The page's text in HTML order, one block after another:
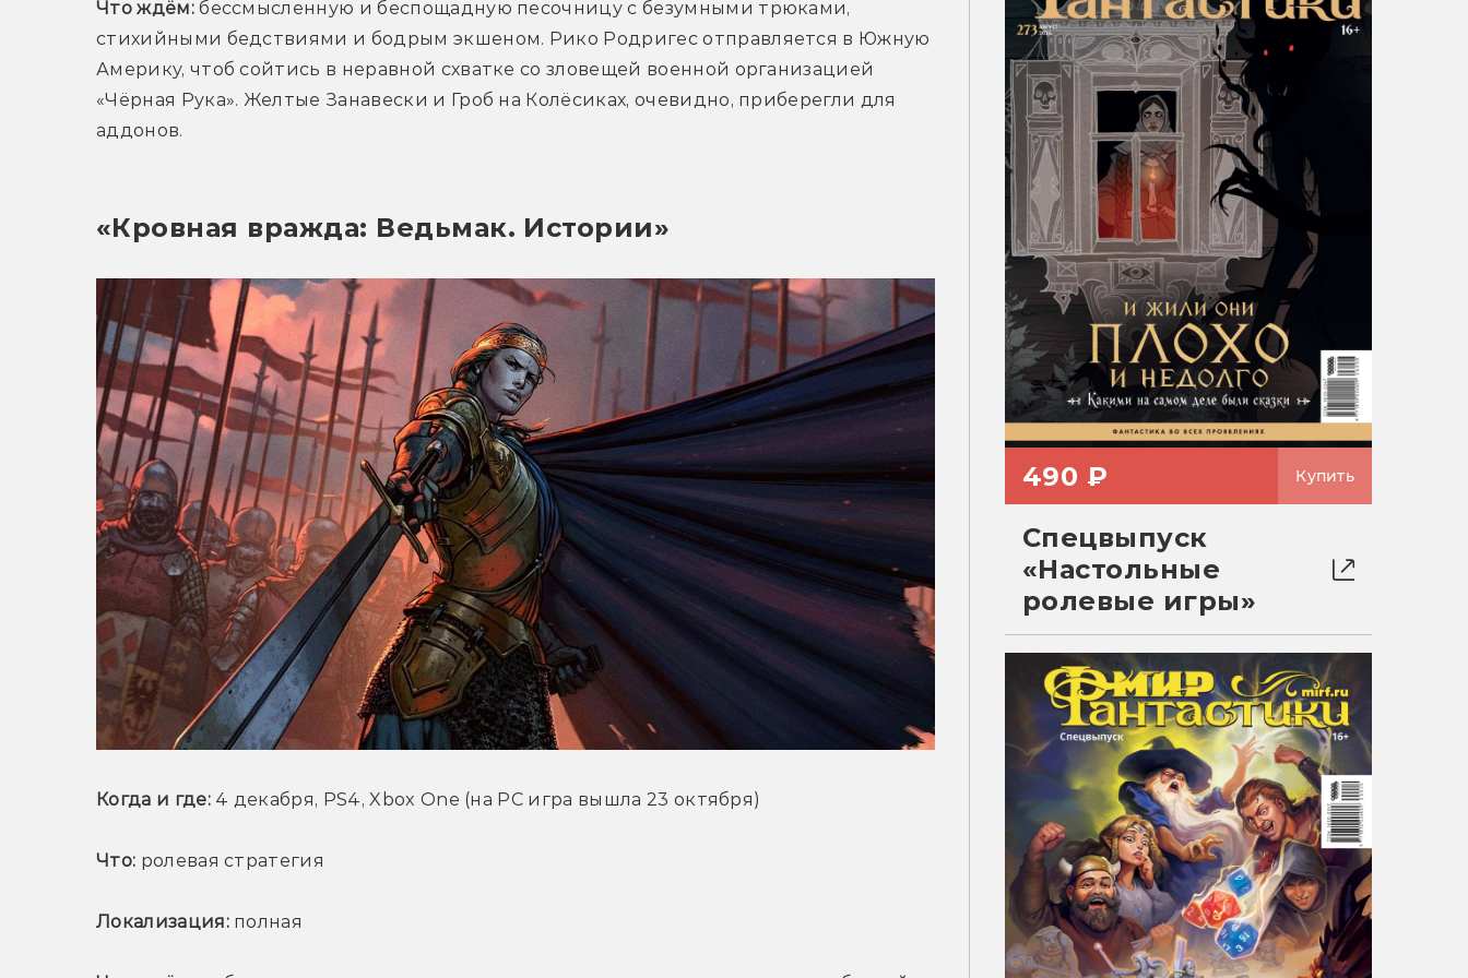
Что ждём: бессмысленную и беспощадную песочницу с безумными трюками,
стихийными бедствиями и бодрым экшеном. Рико Родригес отправляется в Южную
Америку, чтоб сойтись в неравной схватке со зловещей военной организацией
«Чёрная Рука». Желтые Занавески и Гроб на Колёсиках, очевидно, приберегли для
аддонов.
«Кровная вражда: Ведьмак. Истории»
Когда и где: 4 декабря, PS4, Xbox One (на PC игра вышла 23 октября)
Что: ролевая стратегия
Локализация: полная
490 ₽ Купить
Спецвыпуск
«Настольные
ролевые игры»